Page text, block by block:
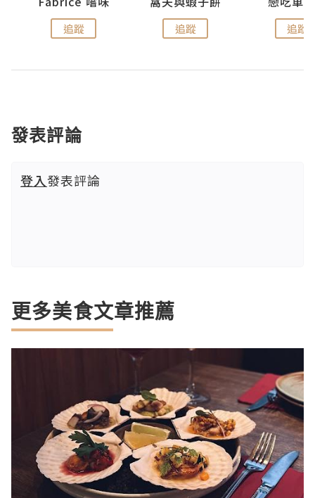
追蹤 追蹤 追蹤
發表評論
登入發表評論
更多美食文章推薦